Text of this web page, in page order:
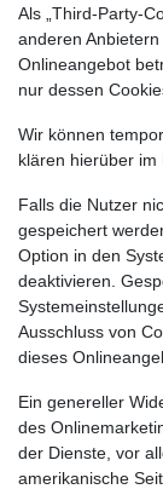
Als „Third-Party-
anderen
Onlineangebot
nur dessen
Wir können
klären hierüber im
Falls die Nutzer
gespeichert
Option in den
deaktivieren.
Ausschluss von
dieses
Ein genereller
des
der Dienste, vor
amerikanische